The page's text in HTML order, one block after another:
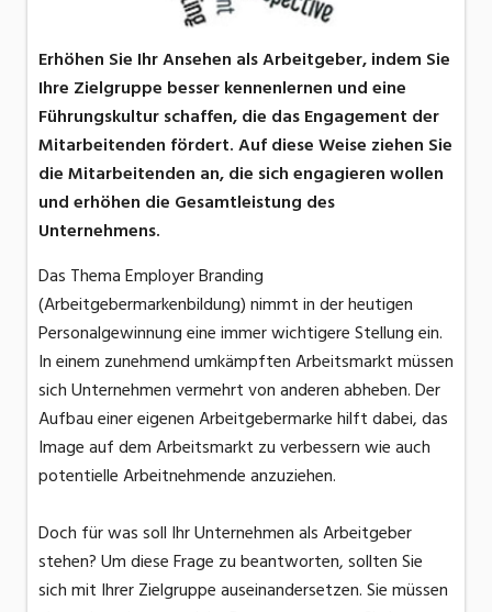
Erhöhen Sie Ihr Ansehen als Arbeitgeber, indem Sie
Ihre Zielgruppe besser kennenlernen und eine
Führungskultur schaffen, die das Engagement der
Mitarbeitenden fördert. Auf diese Weise ziehen Sie
die Mitarbeitenden an, die sich engagieren wollen
und erhöhen die Gesamtleistung des
Unternehmens.
Das Thema Employer Branding
(Arbeitgebermarkenbildung) nimmt in der heutigen
Personalgewinnung eine immer wichtigere Stellung ein.
In einem zunehmend umkämpften Arbeitsmarkt müssen
sich Unternehmen vermehrt von anderen abheben. Der
Aufbau einer eigenen Arbeitgebermarke hilft dabei, das
Image auf dem Arbeitsmarkt zu verbessern wie auch
potentielle Arbeitnehmende anzuziehen.
Doch für was soll Ihr Unternehmen als Arbeitgeber
stehen? Um diese Frage zu beantworten, sollten Sie
sich mit Ihrer Zielgruppe auseinandersetzen. Sie müssen